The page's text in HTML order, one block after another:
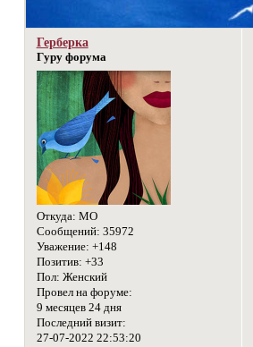
Герберка
Гуру форума
Откуда: МО
Сообщений: 35972
Уважение: +148
Позитив: +33
Пол: Женский
Провел на форуме:
9 месяцев 24 дня
Последний визит:
27-07-2022 22:53:20